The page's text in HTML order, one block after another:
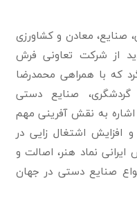
صنایع، معادن و کشاورزی
از شرکت تعاونی فرش
که با همراهی محمدرضا
گردشگری، صنایع دستی
به نقش آفرینی مهم
افزایش اشتغال زایی در
نماد هنر، اصالت و
صنایع دستی در جهان